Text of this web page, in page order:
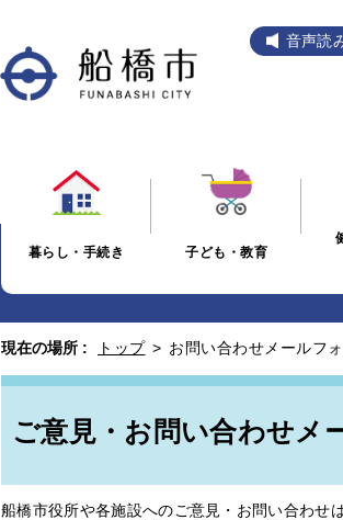
音声読
暮らし・手続き 子ども・教育
現在の場所 : トップ > お問い合わせメールフ
ご意見・お問い合わせメ
船橋市役所や各施設へのご意見・お問い合わせ